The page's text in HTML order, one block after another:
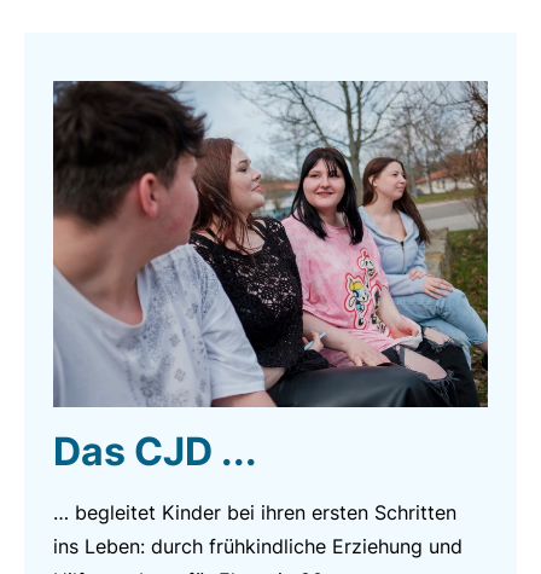
Das CJD ...
… begleitet Kinder bei ihren ersten Schritten
ins Leben: durch frühkindliche Erziehung und